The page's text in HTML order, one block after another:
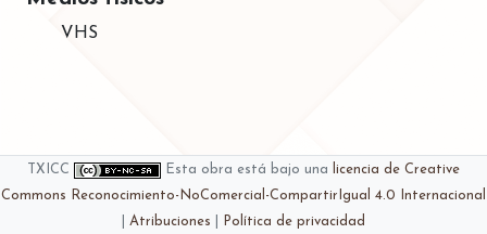
VHS
TXICC Esta obra está bajo una
licencia de Creative
Commons Reconocimiento-NoComercial-CompartirIgual 4.0 Internacional
Atribuciones Política de privacidad